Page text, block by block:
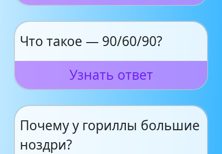
Что такое — 90/60/90?
Узнать ответ
Почему у гориллы большие
ноздри?